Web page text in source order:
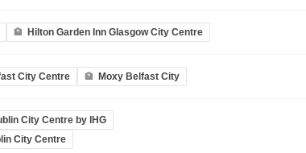
Hilton Garden Inn Glasgow City Centre
City Centre Moxy Belfast City
City Centre by IHG
City Centre